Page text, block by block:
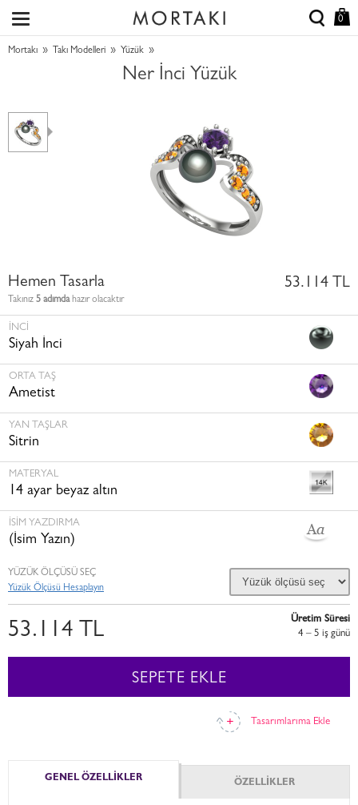
0
Mortakı » Takı Modelleri » Yüzük »
Ner İnci Yüzük
Hemen Tasarla
Takınız 5 adımdahazır olacaktır
53.114 TL
İNCI
Siyah İnci
ORTA TAŞ
Ametist
YAN TAŞLAR
Sitrin
MATERYAL
14 ayar beyaz altın
İSİM YAZDIRMA
(İsim Yazın)
Tasarımlarıma Ekle
YÜZÜK ÖLÇÜSÜ SEÇ
Yüzük Ölçüsü Hesaplayın
53.114 TL
Üretim Süresi
4 – 5 i̇ş günü
SEPETE EKLE
GENEL ÖZELLİKLER ÖZELLİKLER